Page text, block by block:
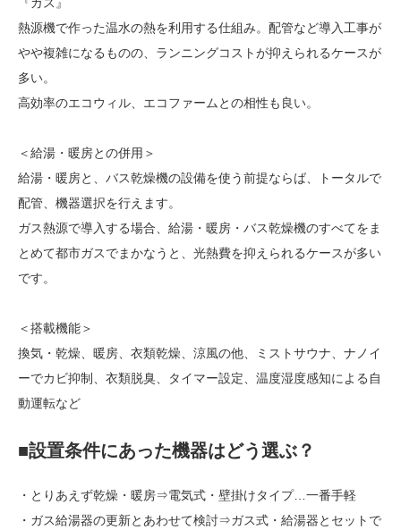
熱源機で作った温水の熱を利用する仕組み。配管など導入工事が
やや複雑になるものの、ランニングコストが抑えられるケースが
多い。
高効率のエコウィル、エコファームとの相性も良い。
＜給湯・暖房との併用＞
給湯・暖房と、バス乾燥機の設備を使う前提ならば、トータルで
配管、機器選択を行えます。
ガス熱源で導入する場合、給湯・暖房・バス乾燥機のすべてをま
とめて都市ガスでまかなうと、光熱費を抑えられるケースが多い
です。
＜搭載機能＞
換気・乾燥、暖房、衣類乾燥、涼風の他、ミストサウナ、ナノイ
ーでカビ抑制、衣類脱臭、タイマー設定、温度湿度感知による自
動運転など
■設置条件にあった機器はどう選ぶ？
・とりあえず乾燥・暖房⇒電気式・壁掛けタイプ…一番手軽
・ガス給湯器の更新とあわせて検討⇒ガス式・給湯器とセットで